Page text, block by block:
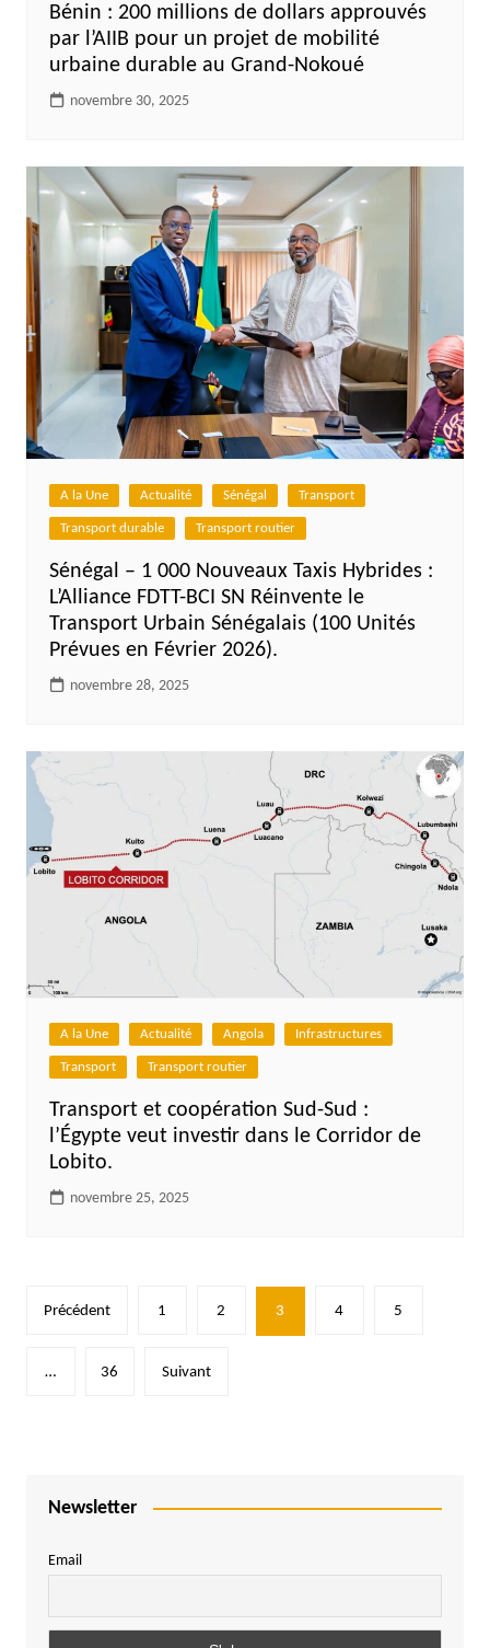
Bénin : 200 millions de dollars approuvés
par l’AIIB pour un projet de mobilité
urbaine durable au Grand-Nokoué
novembre 30, 2025
A la Une Actualité Sénégal Transport
Transport durable Transport routier
Sénégal – 1 000 Nouveaux Taxis Hybrides :
L’Alliance FDTT-BCI SN Réinvente le
Transport Urbain Sénégalais (100 Unités
Prévues en Février 2026).
novembre 28, 2025
A la Une Actualité Angola Infrastructures
Transport Transport routier
Transport et coopération Sud-Sud :
l’Égypte veut investir dans le Corridor de
Lobito.
novembre 25, 2025
Pagination
publications
Précédent 1 2 3 4 5
… 36 Suivant
Newsletter
Email